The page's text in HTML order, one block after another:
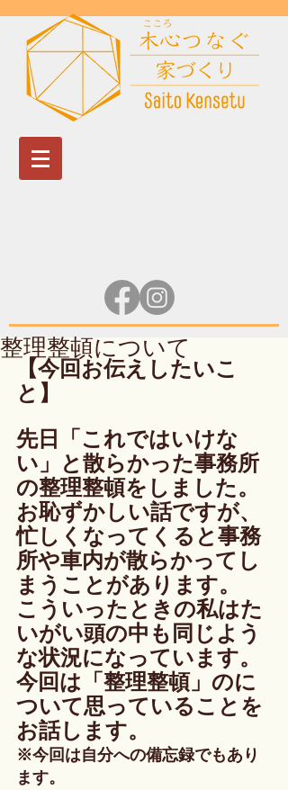
整理整頓について
【今回お伝えしたいこ
と】
先日「これではいけな
い」と散らかった事務所
の整理整頓をしました。
お恥ずかしい話ですが、
忙しくなってくると事務
所や車内が散らかってし
まうことがあります。
こういったときの私はた
いがい頭の中も同じよう
な状況になっています。
今回は「整理整頓」のに
ついて思っていることを
お話します。
※今回は自分への備忘録でもあり
ます。